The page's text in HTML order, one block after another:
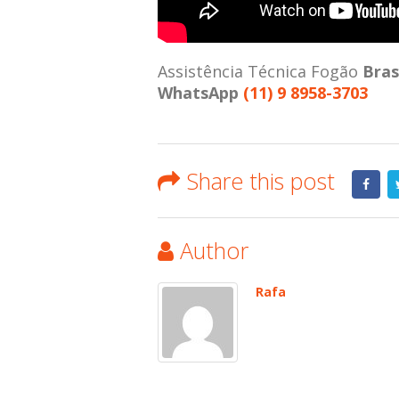
Assistência Técnica Fogão
WhatsApp (11) 9 8958-3703
Share this post
Author
Rafa